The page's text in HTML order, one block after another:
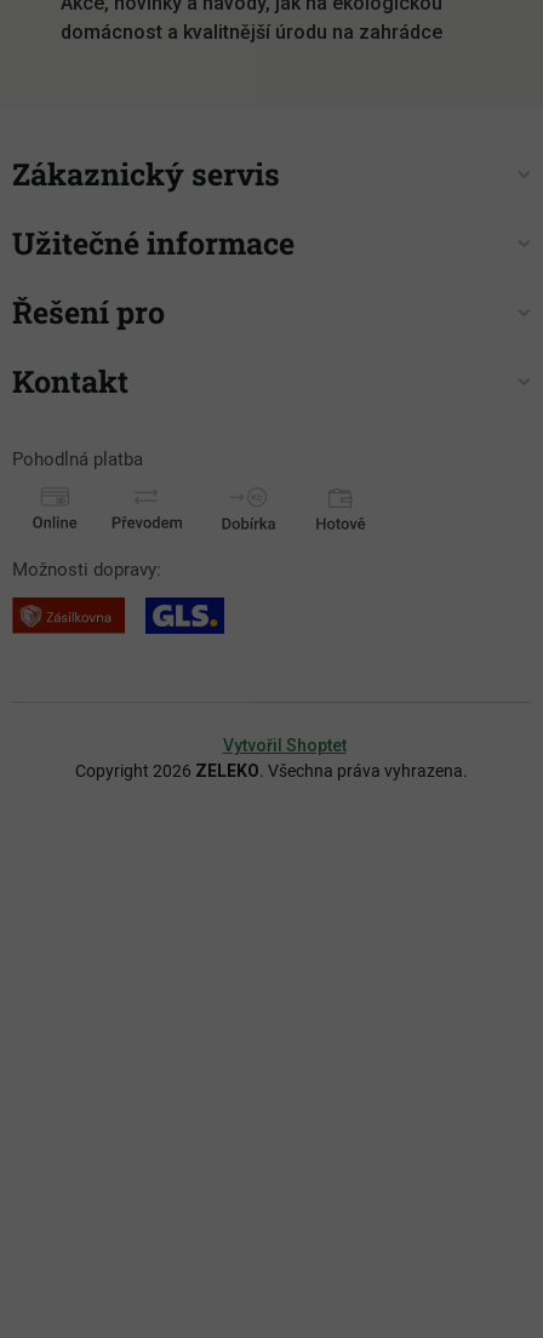
domácnost a kvalitnější úrodu na zahrádce
Zákaznický servis
Užitečné informace
Řešení pro
Kontakt
Pohodlná platba
Možnosti dopravy:
Vytvořil Shoptet
Copyright 2026 ZELEKO. Všechna práva vyhrazena.